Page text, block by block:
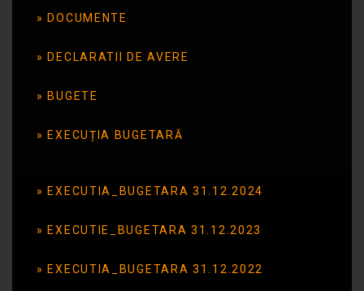
DOCUMENTE
DECLARATII DE AVERE
BUGETE
EXECUȚIA BUGETARĂ
EXECUTIA_BUGETARA 31.12.2024
EXECUTIE_BUGETARA 31.12.2023
EXECUTIA_BUGETARA 31.12.2022
Publicat în data de: 27 februarie 2025